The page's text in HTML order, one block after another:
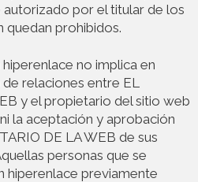
por el titular de los
prohibidos.
no implica en
relaciones entre EL
y el propietario del sitio web
la aceptación y aprobación
DE LA WEB de sus
personas que se
hiperenlace previamente